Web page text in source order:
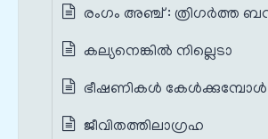
രംഗം അഞ്ച് : ത്രിഗർത്ത
കല്യനെങ്കിൽ നില്ലെടാ
ഭീഷണികൾ കേൾക്കുമ്പോൾ
ജീവിതത്തിലാഗ്രഹ